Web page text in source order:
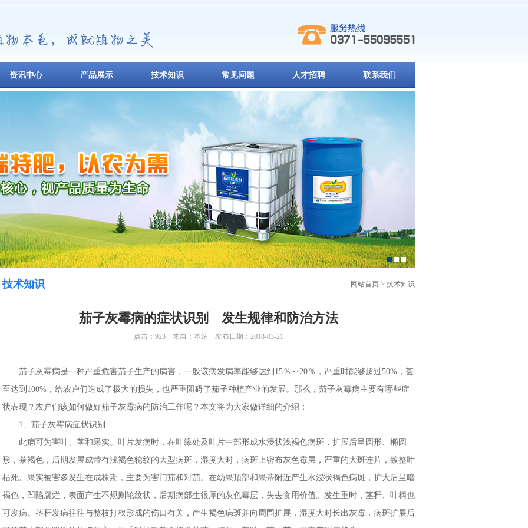
资讯中心 产品展示 技术知识 常见问题 人才招聘 联系我们
技术知识 网站首页 > 技术知识
茄子灰霉病的症状识别 发生规律和防治方法
点击：923 来自：本站 发布日期：2018-03-21
茄子灰霉病是一种严重危害茄子生产的病害，一般该病发病率能够达到15％～20％，严重时能够超过50%，甚
至达到100%，给农户们造成了极大的损失，也严重阻碍了茄子种植产业的发展。那么，茄子灰霉病主要有哪些症
状表现？农户们该如何做好茄子灰霉病的防治工作呢？本文将为大家做详细的介绍：
1、茄子灰霉病症状识别
此病可为害叶、茎和果实。叶片发病时，在叶缘处及叶片中部形成水浸状浅褐色病斑，扩展后呈圆形、椭圆
形，茶褐色，后期发展成带有浅褐色轮纹的大型病斑，湿度大时，病斑上密布灰色霉层，严重的大斑连片，致整叶
枯死。果实被害多发生在成株期，主要为害门茄和对茄。在幼果顶部和果蒂附近产生水浸状褐色病斑，扩大后呈暗
褐色，凹陷腐烂，表面产生不规则轮纹状，后期病部生很厚的灰色霉层，失去食用价值。发生重时，茎秆、叶柄也
可发病。茎秆发病往往与整枝打杈形成的伤口有关，产生褐色病斑并向周围扩展，湿度大时长出灰霉，病斑扩展后